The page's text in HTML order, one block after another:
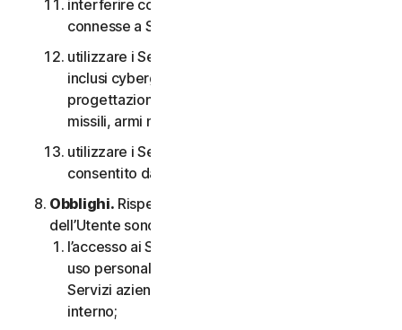
interferire con o interrompere server o reti
connesse a Software o Servizi;
utilizzare i Servizi per qualsiasi scopo militare,
inclusi cyberguerra, sviluppo di armi,
progettazione, fabbricazione o produzione di
missili, armi nucleari, chimiche o biologiche;
utilizzare i Servizi in qualsiasi modo non
consentito dal CLS.
Obblighi. Rispetto all’uso del Servizio, gli obblighi
dell’Utente sono i seguenti:
l’accesso ai Servizi per i consumatori è solo per
uso personale o domestico oppure, nel caso dei
Servizi aziendali, è solo per uso aziendale
interno;